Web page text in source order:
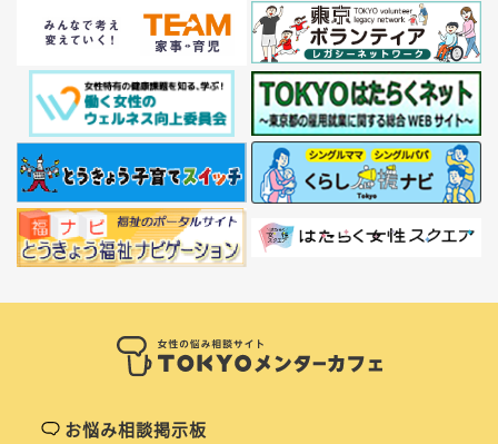
お悩み相談掲示板